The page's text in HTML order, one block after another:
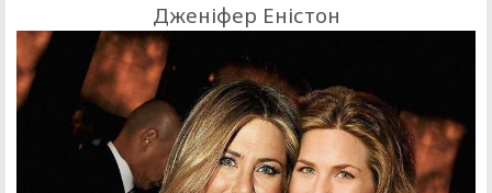
Дженіфер Еністон